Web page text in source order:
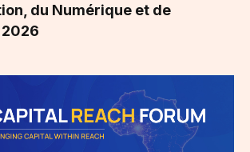
du Numérique et de
2026